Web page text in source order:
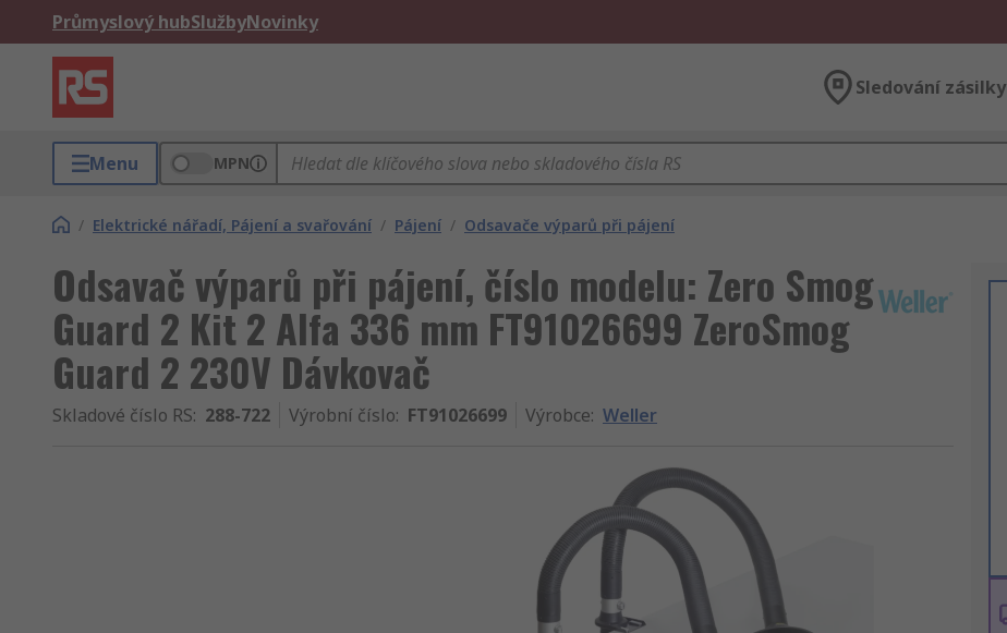
Průmyslový hubSlužbyNovinky
Sledování zásilky
Menu MPN
/ Elektrické nářadí, Pájení a svařování / Pájení / Odsavače výparů při pájení
Odsavač výparů při pájení, číslo modelu: Zero Smog
Guard 2 Kit 2 Alfa 336 mm FT91026699 ZeroSmog
Guard 2 230V Dávkovač
Skladové číslo RS: 288-722 Výrobní číslo: FT91026699 Výrobce: Weller